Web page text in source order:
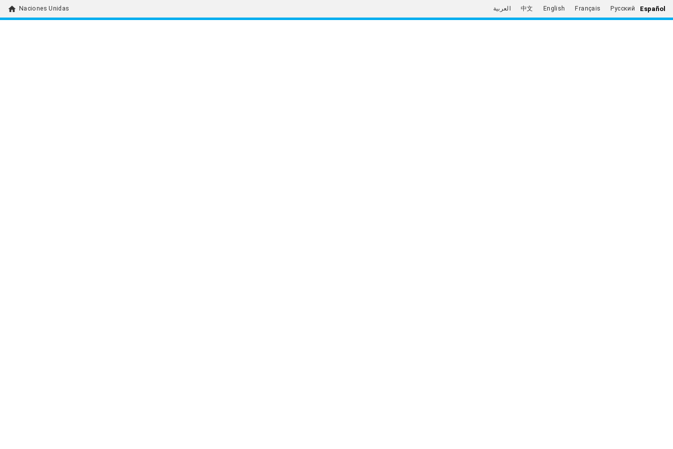
home Naciones Unidas العربية 中文 English Français Русский Español